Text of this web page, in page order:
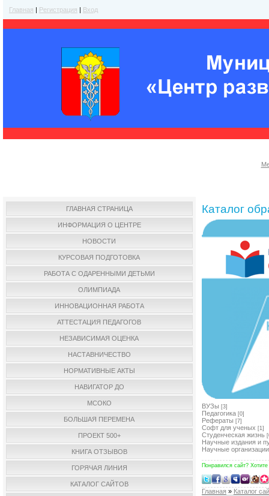
Главная | Регистрация | Вход
ГЛАВНАЯ СТРАНИЦА
ИНФОРМАЦИЯ О ЦЕНТРЕ
НОВОСТИ
КУРСОВАЯ ПОДГОТОВКА
РАБОТА С ОДАРЕННЫМИ ДЕТЬМИ
ОЛИМПИАДА
ИННОВАЦИОННАЯ РАБОТА
АТТЕСТАЦИЯ ПЕДАГОГОВ
НЕЗАВИСИМАЯ ОЦЕНКА
НАСТАВНИЧЕСТВО
НОРМАТИВНЫЕ АКТЫ
НАВИГАТОР ДО
МСОКО
БОЛЬШАЯ ПЕРЕМЕНА
ПРОЕКТ 500+
КНИГА ОТЗЫВОВ
ГОРЯЧАЯ ЛИНИЯ
КАТАЛОГ САЙТОВ
Каталог
ВУЗы [3]
Педагогика [0]
Рефераты [7]
Софт для ученых [1]
Студенческая жизнь
Научные издания и
Научные организации
Понравился сайт?
Главная » Каталог